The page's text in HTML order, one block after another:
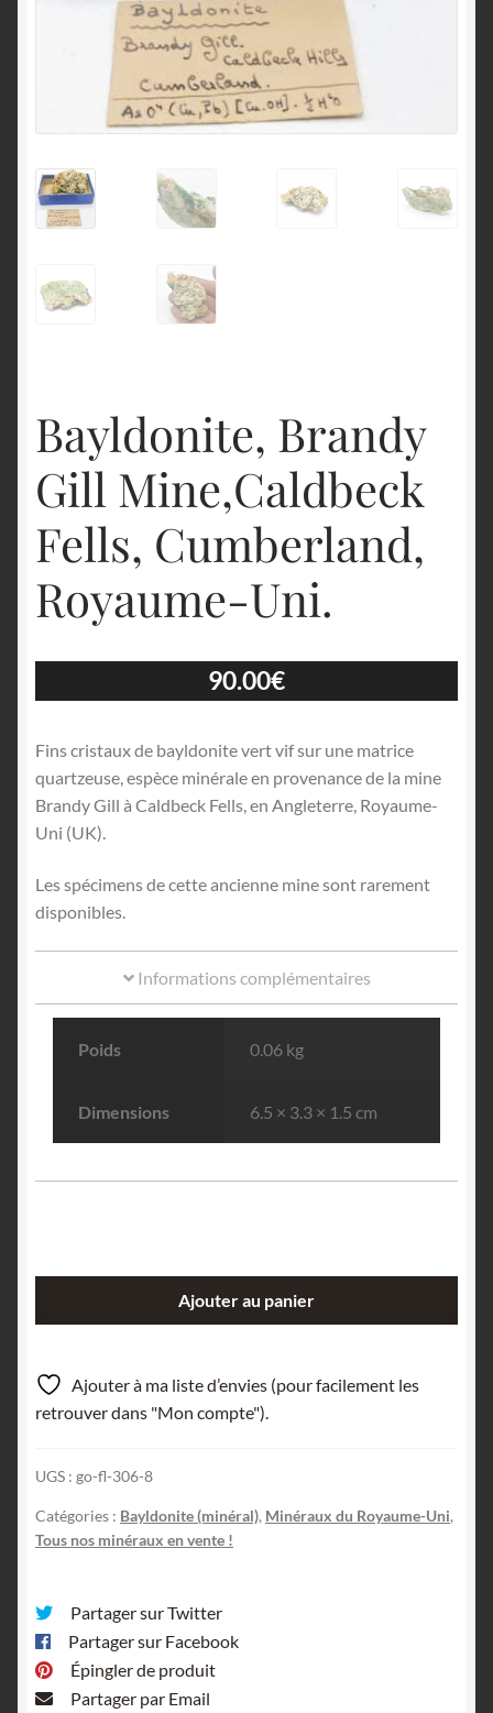
Bayldonite, Brandy
Gill Mine,Caldbeck
Fells, Cumberland,
Royaume-Uni.
90.00€
Fins cristaux de bayldonite vert vif sur une matrice
quartzeuse, espèce minérale en provenance de la mine
Brandy Gill à Caldbeck Fells, en Angleterre, Royaume-
Uni (UK).
Les spécimens de cette ancienne mine sont rarement
disponibles.
Informations complémentaires
Poids 0.06 kg
Dimensions 6.5 × 3.3 × 1.5 cm
Brandy
Gill
Mine,Caldbeck
Cumberland,
Royaume-
Uni.
Ajouter au panier
Ajouter à ma liste d’envies (pour facilement les
retrouver dans "Mon compte").
UGS : go-fl-306-8
Catégories : Bayldonite (minéral), Minéraux du Royaume-Uni,
Tous nos minéraux en vente !
Partager sur Twitter
Partager sur Facebook
Épingler de produit
Partager par Email